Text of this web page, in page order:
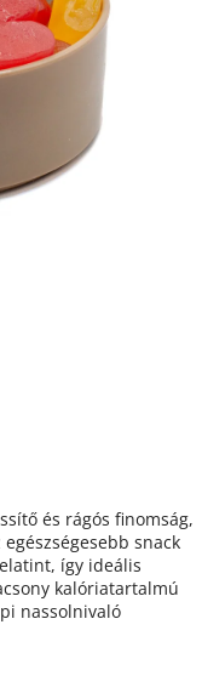
és rágós finomság,
snack
így ideális
kalóriatartalmú
nassolnivaló